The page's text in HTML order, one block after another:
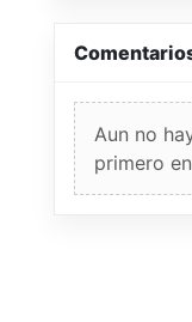
Aun no
primero